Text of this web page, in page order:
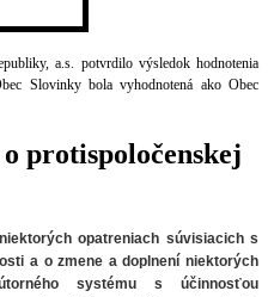
a.s. potvrdilo výsledok hodnotenia
Slovinky bola vyhodnotená ako Obec
protispoločenskej
opatreniach súvisiacich s
a o zmene a doplnení niektorých
systému s účinnosťou